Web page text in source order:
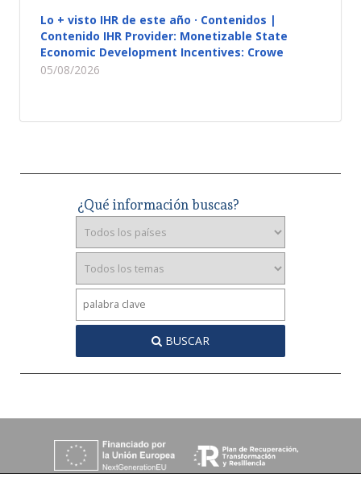
Lo + visto IHR de este año · Contenidos |
Contenido IHR Provider: Monetizable State
Economic Development Incentives: Crowe
05/08/2026
¿Qué información buscas?
BUSCAR